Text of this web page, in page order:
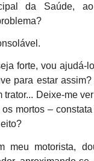
da Saúde,
forte, vou ajudá-
para estar
trator... Deixe-me
mortos –
meu motorista,